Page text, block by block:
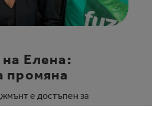
Елена:
промяна
е достъпен за
които да улеснят и